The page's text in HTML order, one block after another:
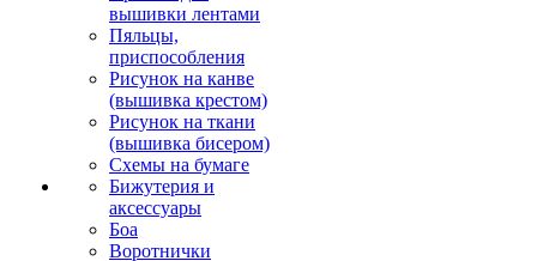
вышивки лентами
Пяльцы,
приспособления
Рисунок на канве
(вышивка крестом)
Рисунок на ткани
(вышивка бисером)
Схемы на бумаге
Бижутерия и
аксессуары
Боа
Воротнички